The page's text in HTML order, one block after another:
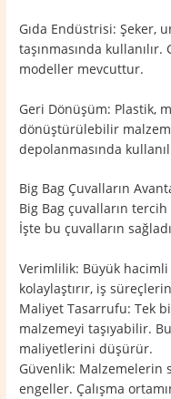
Gıda Endüstrisi: Şeker,
taşınmasında
modeller mevcuttur.
Geri Dönüşüm: Plastik,
dönüştürülebilir
depolanmasında
Big Bag Çuvalların
Big Bag çuvalların
İşte bu çuvalların
Verimlilik: Büyük hacimli
kolaylaştırır, iş
Maliyet Tasarrufu: Tek
malzemeyi taşıyabilir.
maliyetlerini düşürür.
Güvenlik: Malzemelerin
engeller. Çalışma